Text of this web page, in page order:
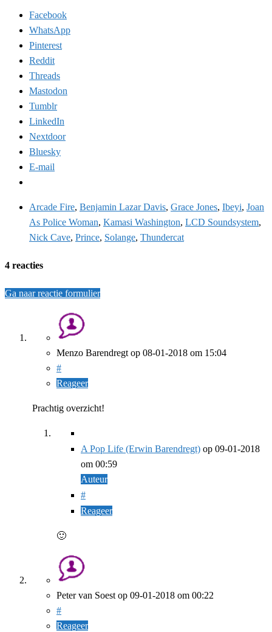
Facebook
WhatsApp
Pinterest
Reddit
Threads
Mastodon
Tumblr
LinkedIn
Nextdoor
Bluesky
E-mail
Arcade Fire, Benjamin Lazar Davis, Grace Jones, Ibeyi, Joan
As Police Woman, Kamasi Washington, LCD Soundsystem,
Nick Cave, Prince, Solange, Thundercat
4 reacties
Ga naar reactie formulier
Menzo Barendregt op 08-01-2018 om 15:04
#
Reageer
Prachtig overzicht!
A Pop Life (Erwin Barendregt) op 09-01-2018
om 00:59
Auteur
#
Reageer
🙂
Peter van Soest op 09-01-2018 om 00:22
#
Reageer